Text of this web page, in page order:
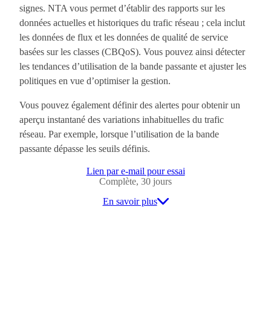
signes. NTA vous permet d’établir des rapports sur les
données actuelles et historiques du trafic réseau ; cela inclut
les données de flux et les données de qualité de service
basées sur les classes (CBQoS). Vous pouvez ainsi détecter
les tendances d’utilisation de la bande passante et ajuster les
politiques en vue d’optimiser la gestion.
Vous pouvez également définir des alertes pour obtenir un
aperçu instantané des variations inhabituelles du trafic
réseau. Par exemple, lorsque l’utilisation de la bande
passante dépasse les seuils définis.
Lien par e-mail pour essai
Complète, 30 jours
En savoir plus